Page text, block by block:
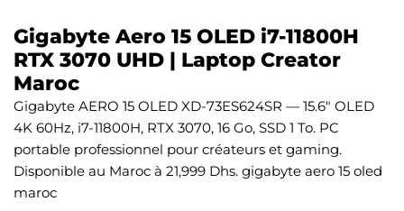
Gigabyte Aero 15 OLED i7-11800H
RTX 3070 UHD | Laptop Creator
Maroc
Gigabyte AERO 15 OLED XD-73ES624SR — 15.6″ OLED
4K 60Hz, i7-11800H, RTX 3070, 16 Go, SSD 1 To. PC
portable professionnel pour créateurs et gaming.
Disponible au Maroc à 21,999 Dhs. gigabyte aero 15 oled
maroc